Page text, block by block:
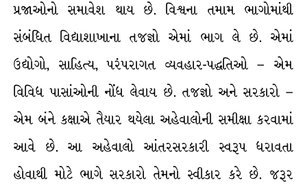
પ્રજાઓનો સમાવેશ થાય છે. વિશ્વના તમામ ભાગોમાંથી
સંબંધિત વિદ્યાશાખાના તજજ્ઞો એમાં ભાગ લે છે. એમાં
ઉદ્યોગો, સાહિત્ય, પરંપરાગત વ્યવહાર-પદ્ધતિઓ – એમ
વિવિધ પાસાંઓની નોંધ લેવાય છે. તજજ્ઞો અને સરકારો –
એમ બંને કક્ષાએ તૈયાર થયેલા અહેવાલોની સમીક્ષા કરવામાં
આવે છે. આ અહેવાલો આંતરસરકારી સ્વરૂપ ધરાવતા
હોવાથી મોટે ભાગે સરકારો તેમનો સ્વીકાર કરે છે. જરૂર